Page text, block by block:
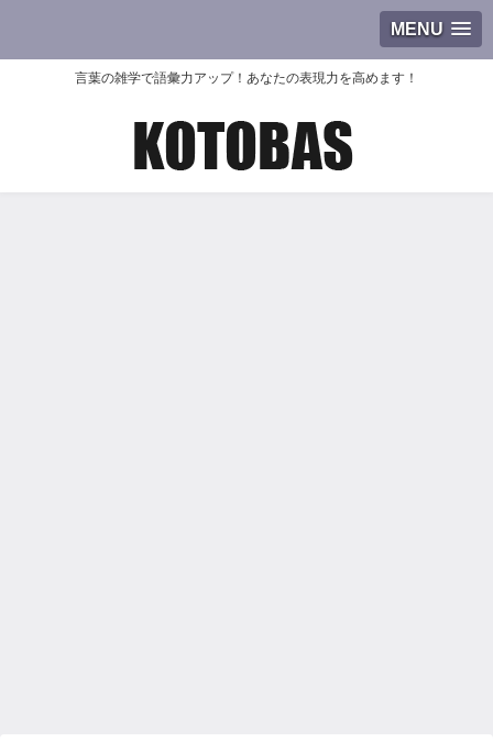
MENU
言葉の雑学で語彙力アップ！あなたの表現力を高めます！